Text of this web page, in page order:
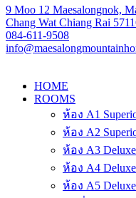
9 Moo 12 Maesalongnok,
Chang Wat Chiang Rai
084-611-9508
HOME
ROOMS
ห้อง A1
ห้อง A2
ห้อง A3
ห้อง A4
ห้อง A5